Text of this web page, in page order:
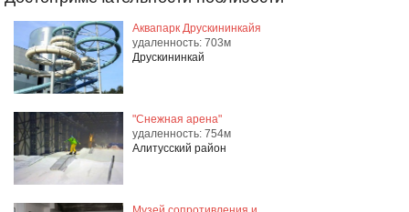
Аквапарк Друскининкайя
удаленность: 703м
Друскининкай
"Снежная арена"
удаленность: 754м
Алитусский район